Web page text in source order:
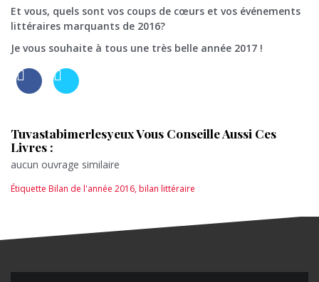
Et vous, quels sont vos coups de cœurs et vos événements
littéraires marquants de 2016?
Je vous souhaite à tous une très belle année 2017 !
Tuvastabimerlesyeux Vous Conseille Aussi Ces
Livres :
aucun ouvrage similaire
Étiquette Bilan de l'année 2016,bilan littéraire